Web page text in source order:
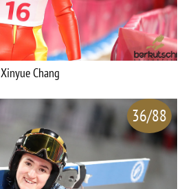
Xinyue Chang
36/88